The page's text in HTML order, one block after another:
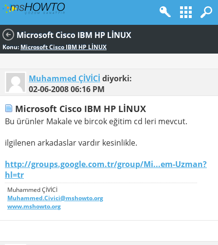
Microsoft Cisco IBM HP LİNUX
Konu: Microsoft Cisco IBM HP LİNUX
Muhammed ÇİVİCİ diyorki:
02-06-200806:16 PM
Microsoft Cisco IBM HP LİNUX
Bu ürünler Makale ve bircok eğitim cd leri mevcut.
ilgilenen arkadaslar vardır kesinlikle.
http://groups.google.com.tr/group/Mi...em-Uzman?
hl=tr
Muhammed ÇİVİCİ
Muhammed.Civici@mshowto.org
www.mshowto.org